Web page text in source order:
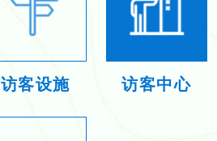
访客设施 访客中心